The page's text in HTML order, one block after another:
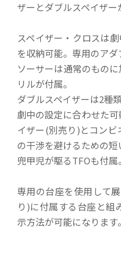
ザーとダブルスペイザー
スペイザー・クロスは
を収納可能。専用のア
ソーサーは通常のもの
リルが付属。
ダブルスペイザーは2種
劇中の設定に合わせた
イザー(別売り)とコン
の干渉を避けるための短
兜甲児が駆るTFOも付属
専用の台座を使用して
り)に付属する台座と組
示方法が可能になります。